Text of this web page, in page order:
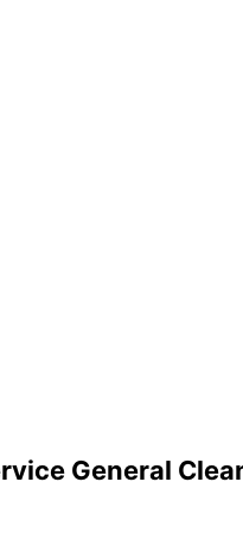
General